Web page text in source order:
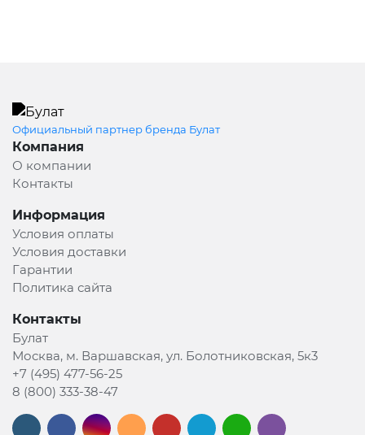
Официальный партнер бренда Булат
Компания
О компании
Контакты
Информация
Условия оплаты
Условия доставки
Гарантии
Политика сайта
Контакты
Булат
Москва, м. Варшавская, ул. Болотниковская, 5к3
+7 (495) 477-56-25
8 (800) 333-38-47